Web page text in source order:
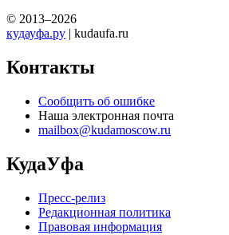
© 2013–2026
кудауфа.ру | kudaufa.ru
Контакты
Сообщить об ошибке
Наша электронная почта
mailbox@kudamoscow.ru
КудаУфа
Пресс-релиз
Редакционная политика
Правовая информация